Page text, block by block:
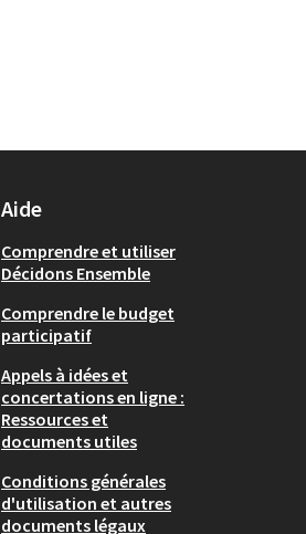
Aide
Comprendre et utiliser
Décidons Ensemble
Comprendre le budget
participatif
Appels à idées et
concertations en ligne :
Ressources et
documents utiles
Conditions générales
d'utilisation et autres
documents légaux